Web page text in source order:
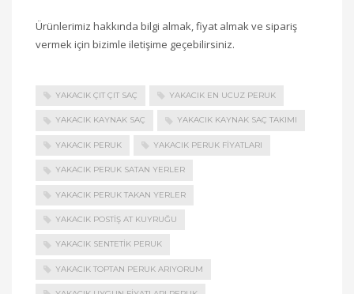
Ürünlerimiz hakkında bilgi almak, fiyat almak ve sipariş
vermek için bizimle iletişime geçebilirsiniz.
YAKACIK ÇIT ÇIT SAÇ YAKACIK EN UCUZ PERUK
YAKACIK KAYNAK SAÇ YAKACIK KAYNAK SAÇ TAKIMI
YAKACIK PERUK YAKACIK PERUK FIYATLARI
YAKACIK PERUK SATAN YERLER
YAKACIK PERUK TAKAN YERLER
YAKACIK POSTIŞ AT KUYRUĞU
YAKACIK SENTETIK PERUK
YAKACIK TOPTAN PERUK ARIYORUM